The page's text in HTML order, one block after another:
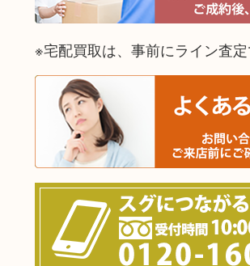
※宅配買取は、事前にライン査